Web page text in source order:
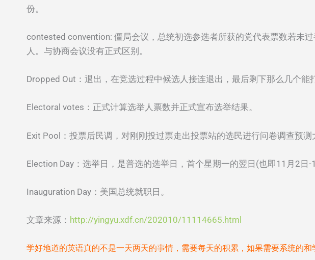
份。
contested convention: 僵局会议，总统初选参选者所获的党代表票数若未
人。与协商会议没有正式区别。
Dropped Out：退出，在竞选过程中候选人接连退出，最后剩下那么几个能
Electoral votes：正式计算选举人票数并正式宣布选举结果。
Exit Pool：投票后民调，对刚刚投过票走出投票站的选民进行问卷调查预测
Election Day：选举日，是普选的选举日，首个星期一的翌日(也即11月2日-
Inauguration Day：美国总统就职日。
文章来源： http://yingyu.xdf.cn/202010/11114665.html
学好地道的英语真的不是一天两天的事情，需要每天的积累，如果需要系统的和